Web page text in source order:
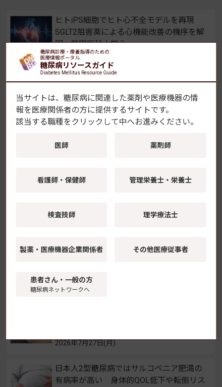
ヒトiPS細胞でヒト心不全モデルを再現
SGLT2阻害薬による心機能改善の機序を解
明 藤田医科大学ら
2026年8月6日(木)
2型糖尿病の「脳インスリン抵抗性」が視
床下部後核に局在することを解明 順天堂
大学
2026年8月5日(水)
FreeStyleリブレ2、X線・CT検査時のセン
2026年8月3日(月)
を公開 災害時インスリン自己注射の留意
病患者の脱毛症リスク上昇と関連
2026年7月28日(火)
2026年7月27日(月)
日本人2型糖尿病ではサルコペニア肥満の
有病率が高い 身体的QOL低下や転倒リス
糖尿病診療・療養指導のための
医療情報ポータル
糖尿病リソースガイド
Diabetes Mellitus Resource Guide
当サイトは、糖尿病に関連した薬剤や医療機器の情
報を医療関係者の方に提供するサイトです。
該当する職種をクリックして中へお進みください。
医師 薬剤師
看護師・保健師 管理栄養士・栄養士
検査技師 理学療法士
製薬・医療機器企業関係者 その他医療従事者
患者さん・一般の方
糖尿病ネットワークへ